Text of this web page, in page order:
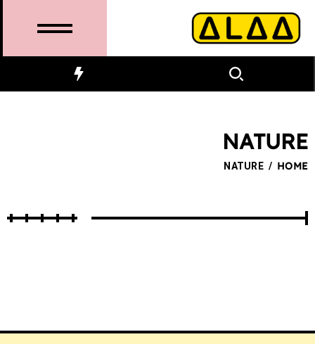
NATURE
HOME
/
NATURE